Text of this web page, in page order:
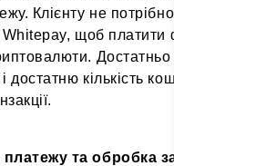
Клієнту не потрібно мати
щоб платити фрілансеру
Достатньо мати
достатню кількість коштів для
та обробка замовлення